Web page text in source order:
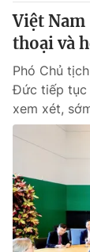
thuận bằng
thông tin từ
Việt
thoại và
Phó Chủ
Đức tiếp tục
xem xét,